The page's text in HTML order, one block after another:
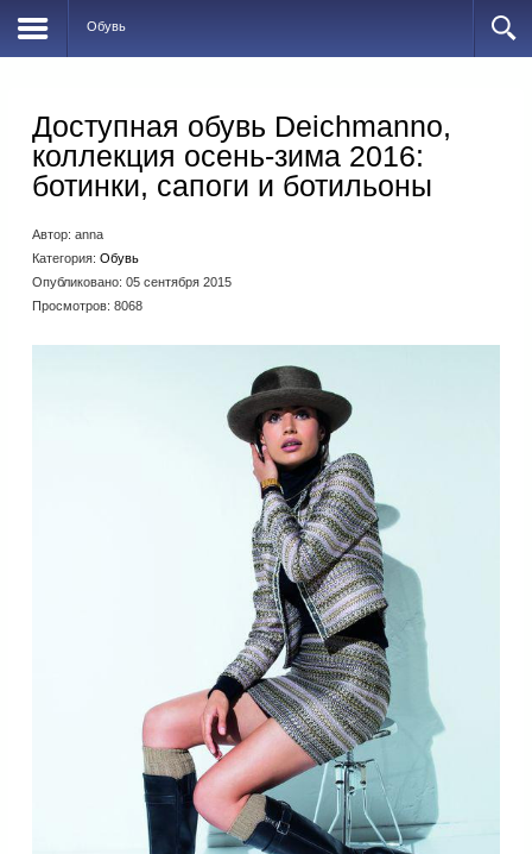
Обувь
Доступная обувь Deichmannо,
коллекция осень-зима 2016:
ботинки, сапоги и ботильоны
Автор: anna
Категория: Обувь
Опубликовано: 05 сентября 2015
Просмотров: 8068